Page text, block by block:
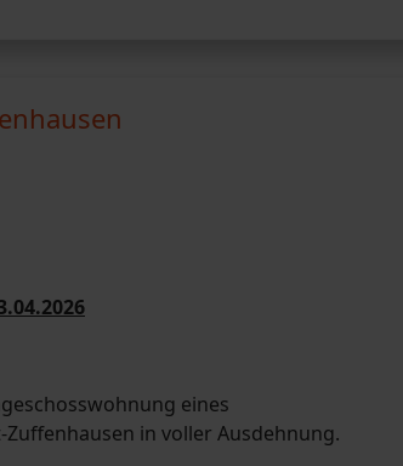
eines
in voller Ausdehnung.